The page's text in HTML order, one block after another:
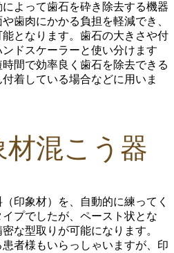
よって歯石を砕き除去する機器
歯肉にかかる負担を軽減でき、
能となります。歯石の大きさや付
ドスケーラーと使い分けます
間で効率良く歯石を除去できる
着している場合などに用いま
混こう器
印象材）を、自動的に練ってく
プでしたが、ペースト状とな
な型取りが可能になります。
者様もいらっしゃいますが、印